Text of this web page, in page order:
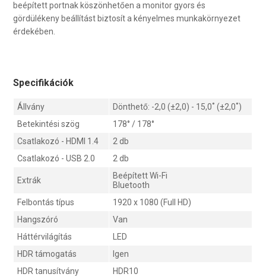
beépített portnak köszönhetően a monitor gyors és
gördülékeny beállítást biztosít a kényelmes munkakörnyezet
érdekében.
Specifikációk
Állvány
Dönthető: -2,0 (±2,0) - 15,0˚ (±2,0˚)
Betekintési szög
178° / 178°
Csatlakozó - HDMI 1.4
2 db
Csatlakozó - USB 2.0
2 db
Extrák
Beépített Wi-Fi
Bluetooth
Felbontás típus
1920 x 1080 (Full HD)
Hangszóró
Van
Háttérvilágítás
LED
HDR támogatás
Igen
HDR tanusítvány
HDR10